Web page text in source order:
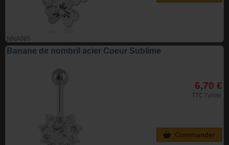
NNA085
Banane de nombril acier Coeur Sublime
6,70 €
TTC l'unite
Commander